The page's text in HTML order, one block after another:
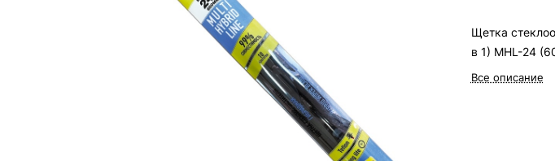
Щетка
в 1) MHL-24
Все описание